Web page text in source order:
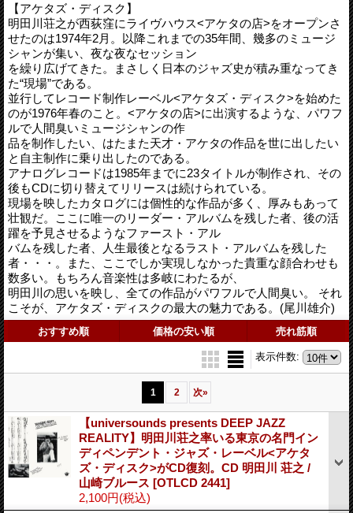
【アケタズ・ディスク】
明田川荘之が西荻窪にライヴハウス<アケタの店>をオープンさ
せたのは1974年2月。以降これまでの35年間、幾多のミュージ
シャンが集い、夜な夜なセッション
を繰り広げてきた。まさしく日本のジャズ史が積み重なってき
た“現場”である。
並行してレコード制作レーベル<アケタズ・ディスク>を始めた
のが1976年春のこと。<アケタの店>に出演するような、パワフ
ルで人間臭いミュージシャンの作
品を制作したい、はたまた天才・アケタの作品を世に出したい
と自主制作に乗り出したのである。
アナログレコードは1985年までに23タイトルが制作され、その
後もCDに切り替えてリリースは続けられている。
現場を映したカタログには個性的な作品が多く、厚みもあって
壮観だ。ここに唯一のリーダー・アルバムを残した者、後の活
躍を予見させるようなファースト・アル
バムを残した者、人生最後となるラスト・アルバムを残した
者・・・。また、ここでしか実現しなかった貴重な顔合わせも
数多い。もちろん音楽性は多岐にわたるが、
明田川の思いを映し、全ての作品がパワフルで人間臭い。 それ
こそが、アケタズ・ディスクの最大の魅力である。(尾川雄介)
おすすめ順 価格の安い順 売れ筋順
表示件数:
1 2 次»
【universounds presents DEEP JAZZ
REALITY】明田川荘之率いる東京の名門イン
ディペンデント・ジャズ・レーベル<アケタ
ズ・ディスク>がCD復刻。CD 明田川 荘之 /
山崎ブルース [OTLCD 2441]
2,100円(税込)